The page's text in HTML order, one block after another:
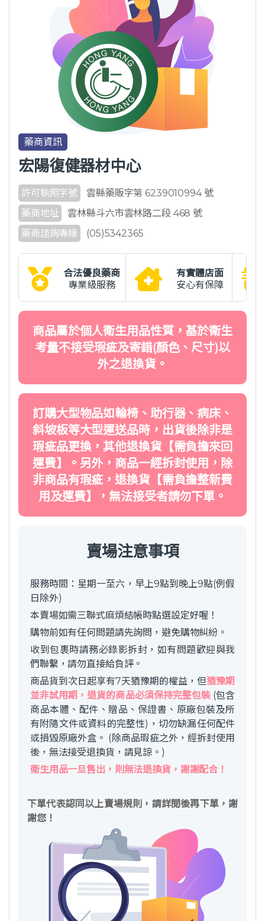
藥商資訊
宏陽復健器材中心
許可執照字號
雲縣藥販字第 6239010994 號
藥商地址
雲林縣斗六市雲林路二段 468 號
藥商諮詢專線
(05)5342365
合法優良藥商
專業級服務
有實體店面
安心有保障
商品屬於個人衛生用品性質，基於衛生
考量不接受瑕疵及寄錯(顏色、尺寸)以
外之退換貨。
訂購大型物品如輪椅、助行器、病床、
斜坡板等大型運送品時，出貨後除非是
瑕疵品更換，其他退換貨【需負擔來回
運費】。另外，商品一經拆封使用，除
非商品有瑕疵，退換貨【需負擔整新費
用及運費】，無法接受者請勿下單。
賣場注意事項
服務時間：星期一至六，早上9點到晚上9點(例假
日除外)
本賣場如需三聯式麻煩結帳時點選設定好喔！
購物前如有任何問題請先詢問，避免購物糾紛。
收到包裹時請務必錄影拆封，如有問題歡迎與我
們聯繫，請勿直接給負評。
商品貨到次日起享有7天猶豫期的權益，但猶豫期
並非試用期，退貨的商品必須保持完整包裝(包含
商品本體、配件、贈品、保證書、原廠包裝及所
有附隨文件或資料的完整性)，切勿缺漏任何配件
或損毀原廠外盒。 (除商品瑕疵之外，經拆封使用
後，無法接受退換貨，請見諒。)
衛生用品一旦售出，則無法退換貨，謝謝配合！
下單代表認同以上賣場規則，請詳閱後再下單，謝
謝您！